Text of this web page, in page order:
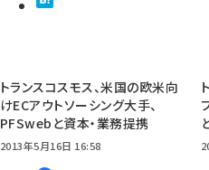
トランスコスモス、米国の欧米向
けECアウトソーシング大手、
PFSwebと資本・業務提携
2013年5月16日 16:58